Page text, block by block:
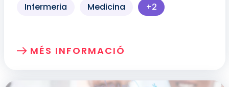
Infermeria Medicina
+2
Més perfils
MÉS INFORMACIÓ
SOBRE: CONCEPTES BÀSICS SOBRE